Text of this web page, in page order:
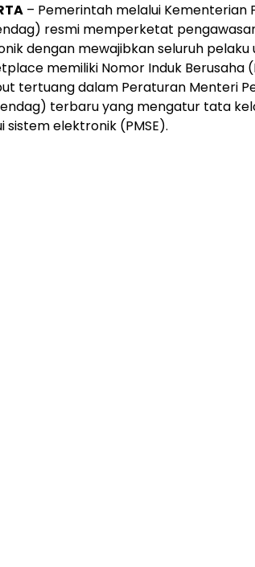
– Pemerintah melalui Kementerian
resmi memperketat
dengan mewajibkan seluruh pelaku
memiliki Nomor Induk Berusaha
tertuang dalam Peraturan Menteri
terbaru yang mengatur tata
sistem elektronik (PMSE).